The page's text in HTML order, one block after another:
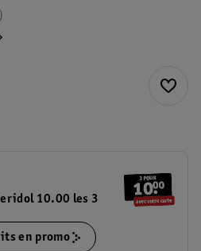
10.00 les 3
en promo